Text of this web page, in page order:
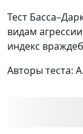
Тест
видам
индекс
Авторы теста: